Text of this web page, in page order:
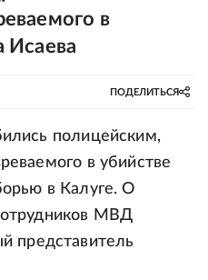
в
Исаева
ПОДЕЛИТЬСЯ
полицейским,
в убийстве
в Калуге. О
МВД
представитель